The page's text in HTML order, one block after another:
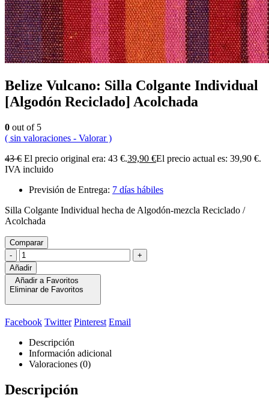
Belize Vulcano: Silla Colgante Individual
[Algodón Reciclado] Acolchada
0 out of 5
( sin valoraciones - Valorar )
43€ El precio original era: 43 €.39,90 €El precio actual es: 39,90 €.
IVA incluido
Previsión de Entrega: 7 días hábiles
Silla Colgante Individual hecha de Algodón-mezcla Reciclado /
Acolchada
Comparar
-
+
Añadir
Añadir a Favoritos
Eliminar de Favoritos
Facebook Twitter Pinterest Email
Descripción
Información adicional
Valoraciones (0)
Descripción